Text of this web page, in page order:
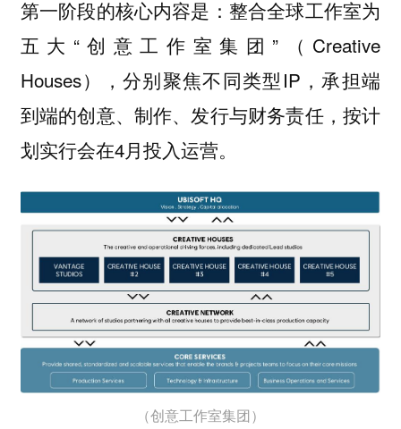
第一阶段的核心内容是：整合全球工作室为
五大“创意工作室集团”（Creative
Houses），分别聚焦不同类型IP，承担端
到端的创意、制作、发行与财务责任，按计
划实行会在4月投入运营。
（创意工作室集团）